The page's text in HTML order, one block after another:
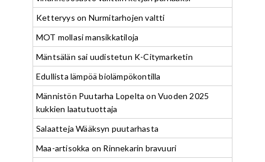
Ketteryys on Nurmitarhojen valtti
MOT mollasi mansikkatiloja
Mäntsälän sai uudistetun K-Citymarketin
Edullista lämpöä biolämpökontilla
Männistön Puutarha Lopelta on Vuoden 2025
kukkien laatutuottaja
Salaatteja Wääksyn puutarhasta
Maa-artisokka on Rinnekarin bravuuri